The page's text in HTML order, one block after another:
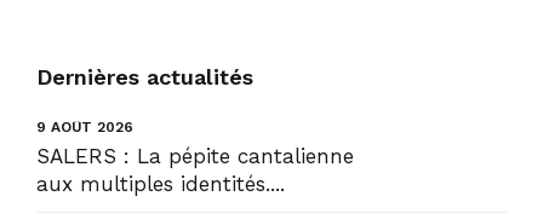
Dernières actualités
9 AOÛT 2026
SALERS : La pépite cantalienne
aux multiples identités....